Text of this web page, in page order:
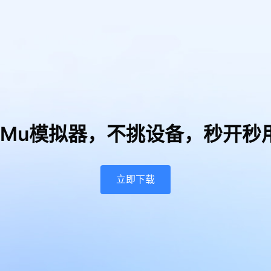
模拟器， 不挑设备，秒开秒
立即下载